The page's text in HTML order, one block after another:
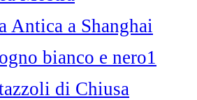
Antica a Shanghai
bianco e nero1
di Chiusa